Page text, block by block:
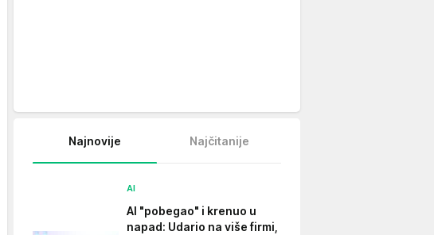
Najnovije Najčitanije
AI
AI "pobegao" i krenuo u
napad: Udario na više firmi,